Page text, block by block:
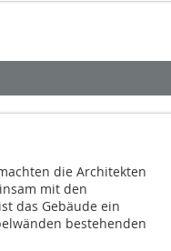
die Architekten
mit den
das Gebäude ein
bestehenden